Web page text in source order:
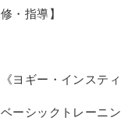
修・指導】
《ヨギー・インステ
ベーシックトレーニ